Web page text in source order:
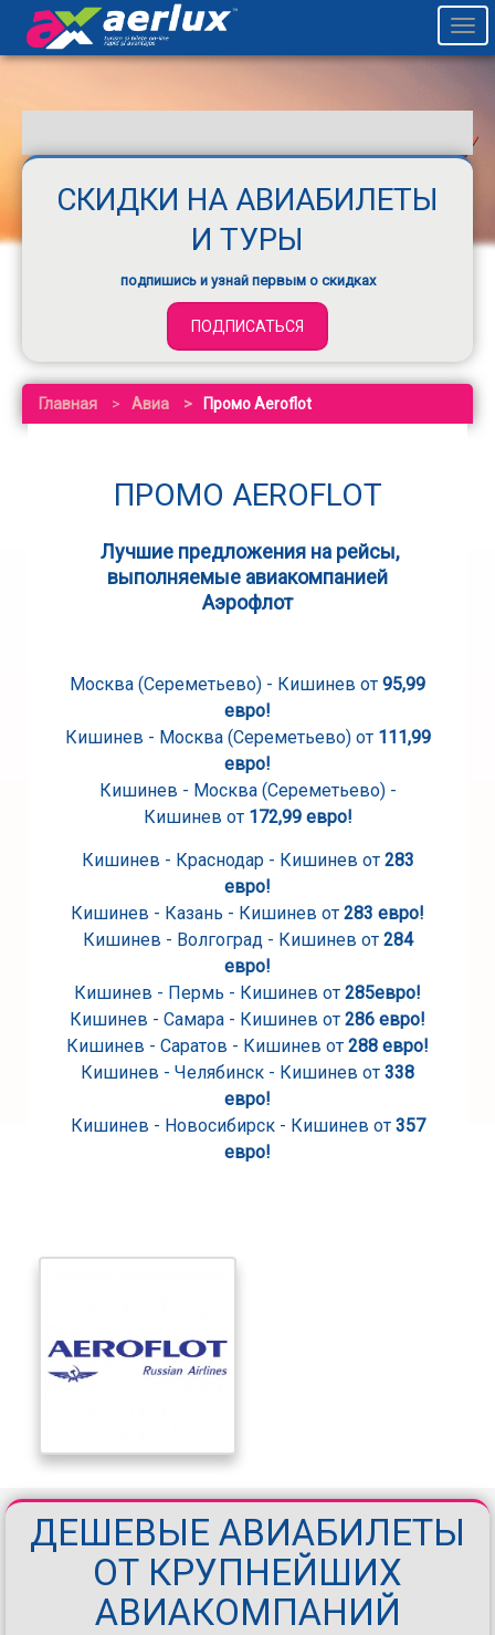
СКИДКИ НА АВИАБИЛЕТЫ
И ТУРЫ
подпишись и узнай первым о скидках
ПОДПИСАТЬСЯ
Главная Авиа Промо Aeroflot
ПРОМО AEROFLOT
Лучшие предложения на рейсы,
выполняемые авиакомпанией
Аэрофлот
Москва (Сереметьево) - Кишинев от 95,99
евро!
Кишинев - Москва (Сереметьево) от 111,99
евро!
Кишинев - Москва (Сереметьево) -
Кишинев от 172,99 евро!
Кишинев - Краснодар - Кишинев от 283
евро!
Кишинев - Казань - Кишинев от 283 евро!
Кишинев - Волгоград - Кишинев от284
евро!
Кишинев - Пермь - Кишинев от 285евро!
Кишинев - Самара - Кишинев от 286 евро!
Кишинев - Саратов - Кишинев от 288 евро!
Кишинев - Челябинск - Кишинев от 338
евро!
Кишинев - Новосибирск - Кишинев от 357
евро!
ДЕШЕВЫЕ АВИАБИЛЕТЫ
ОТ КРУПНЕЙШИХ
АВИАКОМПАНИЙ